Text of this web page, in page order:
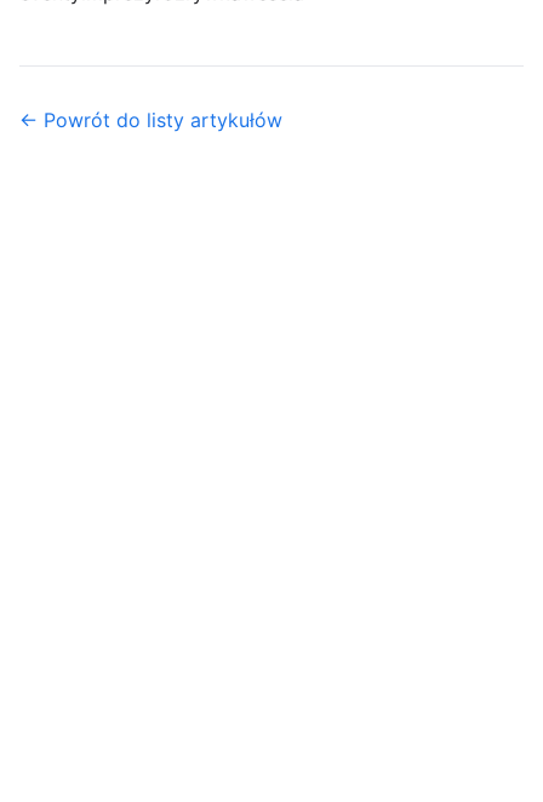
← Powrót do listy artykułów